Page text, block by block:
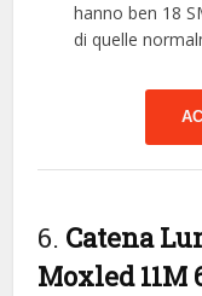
hanno ben 18
di quelle
6. Catena
Moxled 11M